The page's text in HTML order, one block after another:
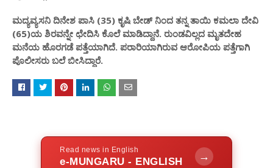
ಮದ್ಯವ್ಯಸನಿ ದಿನೇಶ ಪಾಸಿ (35) ಕೃಷಿ ಬೇಡ್ ನಿಂದ ತನ್ನ ತಾಯಿ ಕಮಲಾ ದೇವಿ
(65)ಯ ಶಿರವನ್ನೇ ಛೇದಿಸಿ ಕೊಲೆ ಮಾಡಿದ್ದಾನೆ. ರುಂಡವಿಲ್ಲದ ಮೃತದೇಹ
ಮನೆಯ ಹೊರಗಡೆ ಪತ್ತೆಯಾಗಿದೆ‌. ಪರಾರಿಯಾಗಿರುವ ಆರೋಪಿಯ ಪತ್ತೆಗಾಗಿ
ಪೊಲೀಸರು ಬಲೆ ಬೀಸಿದ್ದಾರೆ.
Read news in English
e-MUNGARU - ENGLISH →